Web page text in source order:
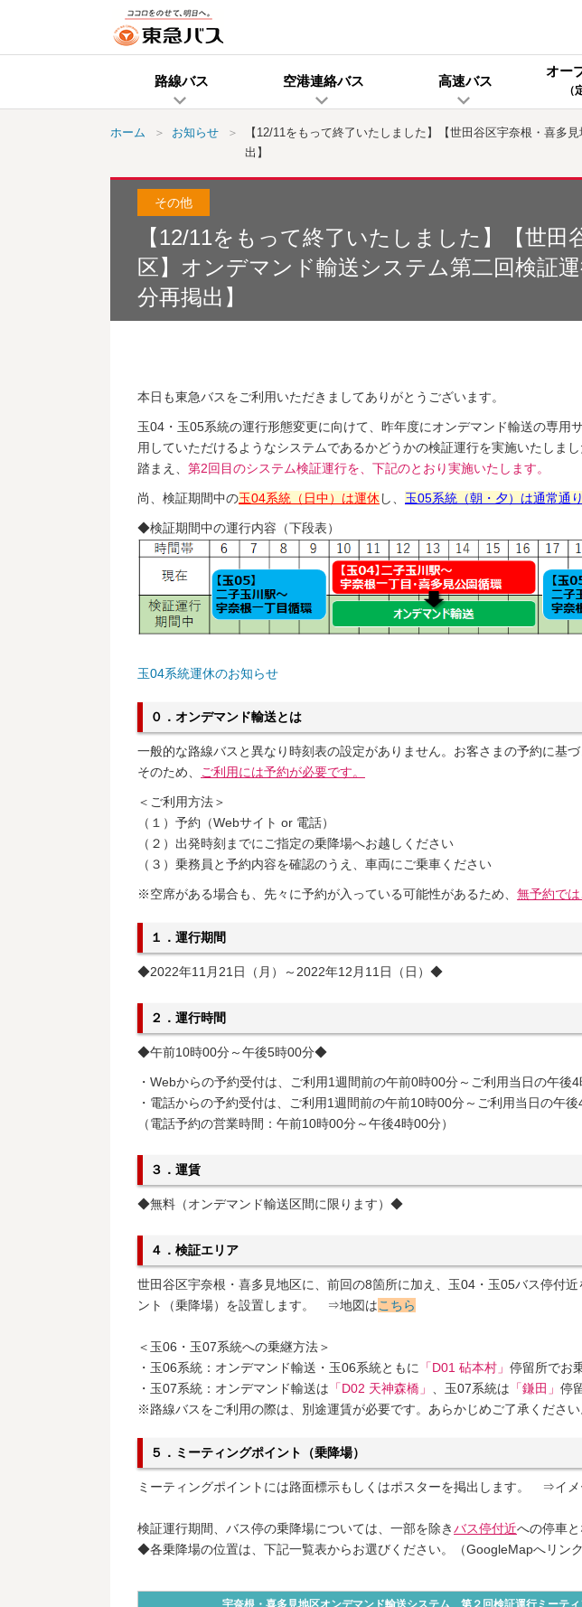
路線バス 空港連絡バス 高速バス
オー
（
ホーム お知らせ
【12/11をもって終了いたしました】【世田谷区宇奈根・喜多
出】
その他
【12/11をもって終了いたしました】【世田
区】オンデマンド輸送システム第二回検証
分再掲出】
本日も東急バスをご利用いただきましてありがとうございます。
玉04・玉05系統の運行形態変更に向けて、昨年度にオンデマンド輸送の専用
用していただけるようなシステムであるかどうかの検証運行を実施いたしま
踏まえ、 第2回目のシステム検証運行を、下記のとおり実施いたします。
尚、検証期間中の玉04系統（日中）は運休し、 玉05系統（朝・夕）は通常通
◆検証期間中の運行内容（下段表）
玉04系統運休のお知らせ
０．オンデマンド輸送とは
一般的な路線バスと異なり時刻表の設定がありません。お客さまの予約に基づ
そのため、
ご利用には予約が必要です。
＜ご利用方法＞
（１）予約（Webサイト or 電話）
（２）出発時刻までにご指定の乗降場へお越しください
（３）乗務員と予約内容を確認のうえ、車両にご乗車ください
※空席がある場合も、先々に予約が入っている可能性があるため、 無予約で
１．運行期間
◆2022年11月21日（月）～2022年12月11日（日）◆
２．運行時間
◆午前10時00分～午後5時00分◆
・Webからの予約受付は、ご利用1週間前の午前0時00分～ご利用当日の午後
・電話からの予約受付は、ご利用1週間前の午前10時00分～ご利用当日の午
（電話予約の営業時間：午前10時00分～午後4時00分）
３．運賃
◆無料（オンデマンド輸送区間に限ります）◆
４．検証エリア
世田谷区宇奈根・喜多見地区に、前回の8箇所に加え、玉04・玉05バス停付
ント（乗降場）を設置します。 ⇒地図はこちら
＜玉06・玉07系統への乗継方法＞
・玉06系統：オンデマンド輸送・玉06系統ともに
「D01 砧本村」 停留所でお
・玉07系統：オンデマンド輸送は 「D02 天神森橋」 、玉07系統は 「鎌田」 停
※路線バスをご利用の際は、別途運賃が必要です。あらかじめご了承ください
５．ミーティングポイント（乗降場）
ミーティングポイントには路面標示もしくはポスターを掲出します。 ⇒イメ
検証運行期間、バス停の乗降場については、一部を除きバス停付近への停車と
◆各乗降場の位置は、下記一覧表からお選びください。（GoogleMapへリン
宇奈根・喜多見地区オンデマンド輸送システム 第２回検証運行ミーテ